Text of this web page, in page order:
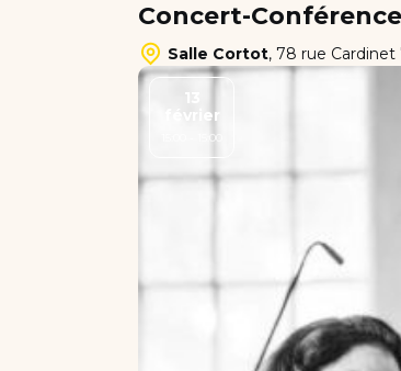
Concert-
Salle Cortot, 78 rue Cardinet
février
15:00 - 15:00